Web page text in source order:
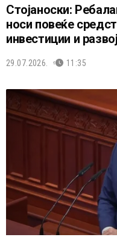
Стојаноски:
носи повеќе
инвестиции и
29.07.2026. 11:35